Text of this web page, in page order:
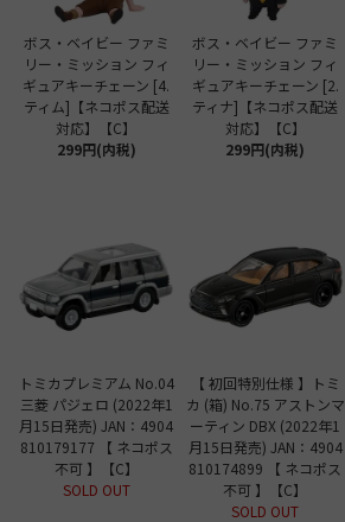
ボス・ベイビー ファミ
リー・ミッション フィ
ギュアキーチェーン [4.
ティム]【ネコポス配送
対応】【C】
299円(内税)
ボス・ベイビー ファミ
リー・ミッション フィ
ギュアキーチェーン [2.
ティナ]【ネコポス配送
対応】【C】
299円(内税)
トミカプレミアム No.04
三菱 パジェロ (2022年1
月15日発売) JAN：4904
810179177 【 ネコポス
不可 】【C】
SOLD OUT
【 初回特別仕様 】トミ
カ (箱) No.75 アストンマ
ーティン DBX (2022年1
月15日発売) JAN：4904
810174899 【 ネコポス
不可 】【C】
SOLD OUT